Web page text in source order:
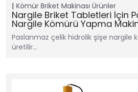
Kömür Briket Makinası Ürünler
Nargile Briket Tabletleri İçin
Nargile Kömürü Yapma
Paslanmaz çelik hidrolik şişe nargile
üretilir…